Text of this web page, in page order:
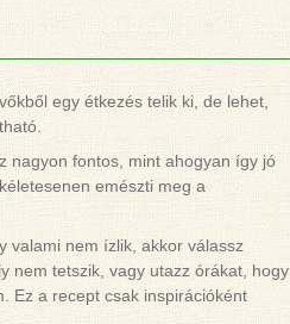
egy étkezés telik ki, de lehet,
nagyon fontos, mint ahogyan így jó
emészti meg a
valami nem ízlik, akkor válassz
nem tetszik, vagy utazz órákat, hogy
Ez a recept csak inspirációként